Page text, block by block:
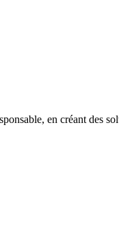
en créant des